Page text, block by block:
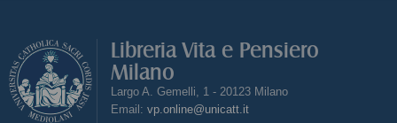
Libreria Vita e Pensiero
Milano
Largo A. Gemelli, 1 - 20123 Milano
Email: vp.online@unicatt.it